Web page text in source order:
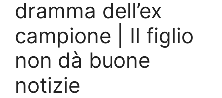
dramma dell’ex
campione | Il figlio
non dà buone
notizie